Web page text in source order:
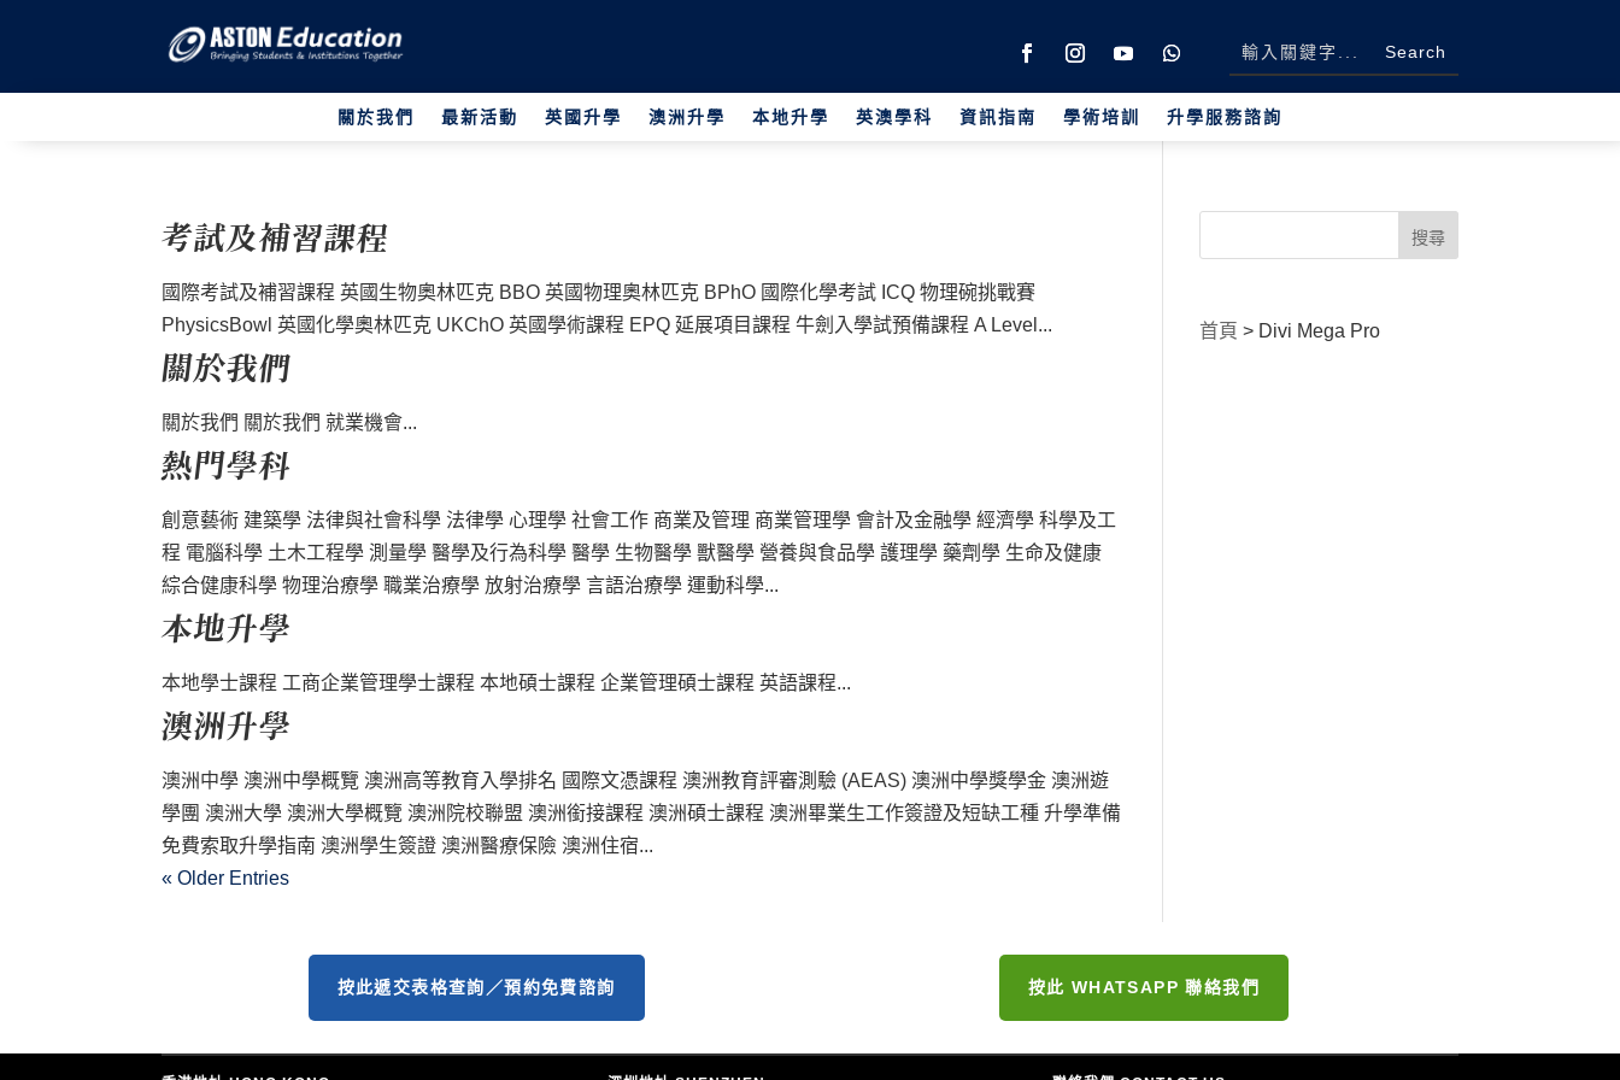
關於我們 最新活動 英國升學 澳洲升學 本地升學 英澳學科 資訊指南 學術培訓 升學服務諮詢
考試及補習課程
國際考試及補習課程 英國生物奧林匹克 BBO 英國物理奧林匹克 BPhO 國際化學考試 ICQ 物理碗挑戰賽
PhysicsBowl 英國化學奧林匹克 UKChO 英國學術課程 EPQ 延展項目課程 牛劍入學試預備課程 A Level...
關於我們
關於我們 關於我們 就業機會...
熱門學科
創意藝術 建築學 法律與社會科學 法律學 心理學 社會工作 商業及管理 商業管理學 會計及金融學 經濟學 科學及工
程 電腦科學 土木工程學 測量學 醫學及行為科學 醫學 生物醫學 獸醫學 營養與食品學 護理學 藥劑學 生命及健康
綜合健康科學 物理治療學 職業治療學 放射治療學 言語治療學 運動科學...
本地升學
本地學士課程 工商企業管理學士課程 本地碩士課程 企業管理碩士課程 英語課程...
澳洲升學
澳洲中學 澳洲中學概覽 澳洲高等教育入學排名 國際文憑課程 澳洲教育評審測驗 (AEAS) 澳洲中學獎學金 澳洲遊
學團 澳洲大學 澳洲大學概覽 澳洲院校聯盟 澳洲銜接課程 澳洲碩士課程 澳洲畢業生工作簽證及短缺工種 升學準備
免費索取升學指南 澳洲學生簽證 澳洲醫療保險 澳洲住宿...
« Older Entries
首頁 > Divi Mega Pro
按此遞交表格查詢／預約免費諮詢 按此 WHATSAPP 聯絡我們